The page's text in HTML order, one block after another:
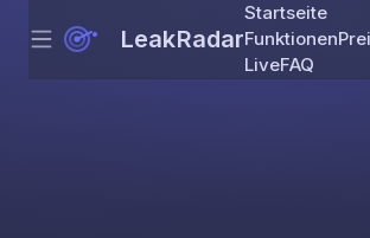
Skip to
Menu LeakRadar
Startseite
Funktionen
LiveFAQ